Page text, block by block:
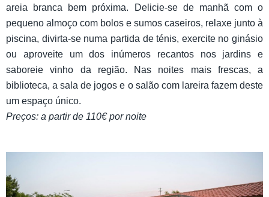
areia branca bem próxima. Delicie-se de manhã com o
pequeno almoço com bolos e sumos caseiros, relaxe junto à
piscina, divirta-se numa partida de ténis, exercite no ginásio
ou aproveite um dos inúmeros recantos nos jardins e
saboreie vinho da região. Nas noites mais frescas, a
biblioteca, a sala de jogos e o salão com lareira fazem deste
um espaço único.
Preços: a partir de 110€ por noite